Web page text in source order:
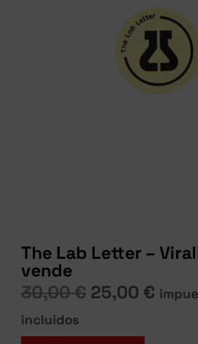
The Lab Letter –
vende
30,00€ 25,00 €
incluidos